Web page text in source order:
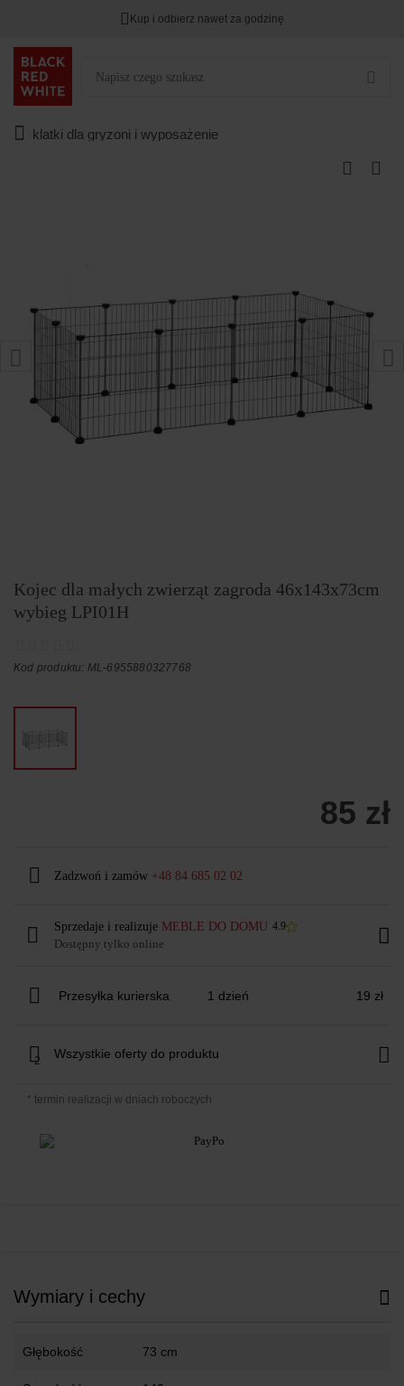
Kup i odbierz nawet za godzinę
klatki dla gryzoni i wyposażenie
Kojec dla małych zwierząt zagroda 46x143x73cm
wybieg LPI01H
Kod produktu: ML-6955880327768
85 zł
Zadzwoń i zamów +48 84 685 02 02
Sprzedaje i realizuje MEBLE DO DOMU 4.9
Dostępny tylko online
Przesyłka kurierska 1 dzień 19 zł
2 Wszystkie oferty do produktu
* termin realizacji w dniach roboczych
Wymiary i cechy
Głębokość 73 cm